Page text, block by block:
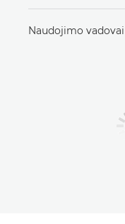
Naudojimo vadovai